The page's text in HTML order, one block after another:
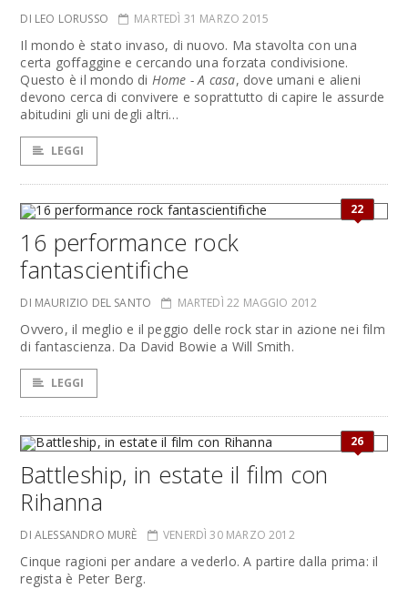
DI LEO LORUSSO MARTEDÌ 31 MARZO 2015
Il mondo è stato invaso, di nuovo. Ma stavolta con una
certa goffaggine e cercando una forzata condivisione.
Questo è il mondo di Home - A casa, dove umani e alieni
devono cerca di convivere e soprattutto di capire le assurde
abitudini gli uni degli altri…
LEGGI
22
16 performance rock
fantascientifiche
DI MAURIZIO DEL SANTO MARTEDÌ 22 MAGGIO 2012
Ovvero, il meglio e il peggio delle rock star in azione nei film
di fantascienza. Da David Bowie a Will Smith.
LEGGI
26
Battleship, in estate il film con
Rihanna
DI ALESSANDRO MURÈ VENERDÌ 30 MARZO 2012
Cinque ragioni per andare a vederlo. A partire dalla prima: il
regista è Peter Berg.